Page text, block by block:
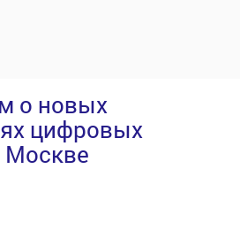
о новых
цифровых
Москве